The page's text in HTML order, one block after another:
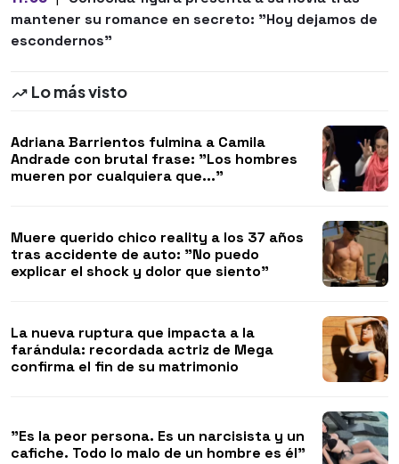
mantener su romance en secreto: "Hoy dejamos de
escondernos"
Lo más visto
Adriana Barrientos fulmina a Camila
Andrade con brutal frase: "Los hombres
mueren por cualquiera que..."
Muere querido chico reality a los 37 años
tras accidente de auto: "No puedo
explicar el shock y dolor que siento"
La nueva ruptura que impacta a la
farándula: recordada actriz de Mega
confirma el fin de su matrimonio
"Es la peor persona. Es un narcisista y un
cafiche. Todo lo malo de un hombre es él"